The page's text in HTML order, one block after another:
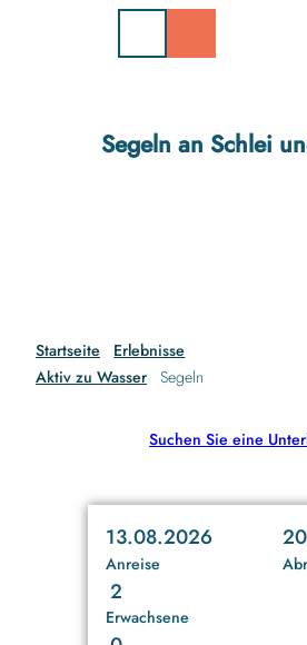
Segeln an Schlei
Startseite
Erlebnisse
Aktiv zu Wasser
Segeln
Suchen Sie eine
Anreise
13.08.2026
Erwachsene